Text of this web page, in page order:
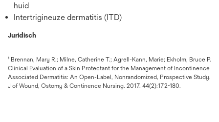
huid
Intertrigineuze dermatitis (ITD)
Juridisch
¹ Brennan, Mary R.; Milne, Catherine T.; Agrell-Kann, Marie; Ekholm, Bruce P.
Clinical Evaluation of a Skin Protectant for the Management of Incontinence
Associated Dermatitis: An Open-Label, Nonrandomized, Prospective Study.
J of Wound, Ostomy & Continence Nursing. 2017. 44(2):172-180.